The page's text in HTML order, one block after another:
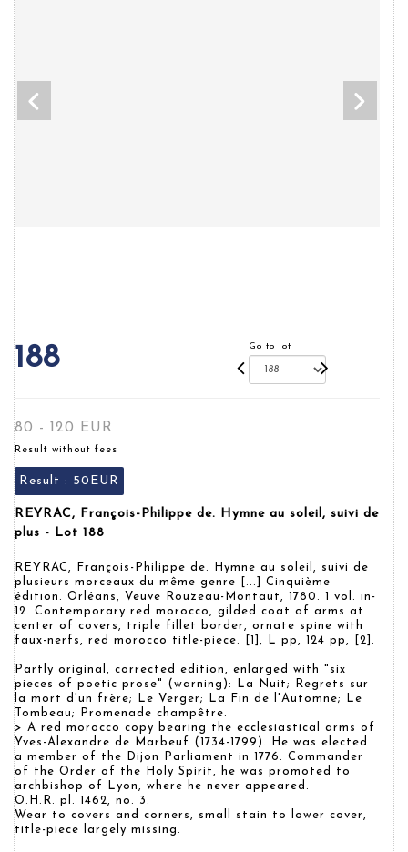
188 Go to lot
80 - 120 EUR
Result without fees
Result : 50EUR
REYRAC, François-Philippe de. Hymne au soleil, suivi de
plus - Lot 188
REYRAC, François-Philippe de. Hymne au soleil, suivi de
plusieurs morceaux du même genre [...] Cinquième
édition. Orléans, Veuve Rouzeau-Montaut, 1780. 1 vol. in-
12. Contemporary red morocco, gilded coat of arms at
center of covers, triple fillet border, ornate spine with
faux-nerfs, red morocco title-piece. [1], L pp, 124 pp, [2].
Partly original, corrected edition, enlarged with "six
pieces of poetic prose" (warning): La Nuit; Regrets sur
la mort d'un frère; Le Verger; La Fin de l'Automne; Le
Tombeau; Promenade champêtre.
> A red morocco copy bearing the ecclesiastical arms of
Yves-Alexandre de Marbeuf (1734-1799). He was elected
a member of the Dijon Parliament in 1776. Commander
of the Order of the Holy Spirit, he was promoted to
archbishop of Lyon, where he never appeared.
O.H.R. pl. 1462, no. 3.
Wear to covers and corners, small stain to lower cover,
title-piece largely missing.